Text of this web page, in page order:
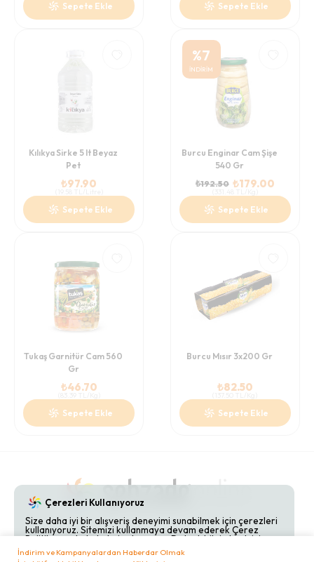
İndirim ve Kampanyalardan Haberdar Olmak
Sepete Ekle Sepete Ekle
Kılıkya Sirke 5 lt Beyaz
Pet
₺97.90
Sepete Ekle
%7
İNDİRİM
Burcu Enginar Cam Şişe
540 Gr
₺192.50 ₺179.00
Sepete Ekle
Tukaş Garnitür Cam 560
Gr
₺46.70
Sepete Ekle
Burcu Mısır 3x200 Gr
₺82.50
Sepete Ekle
Gizlilik PolitikalarıHakkımızdaBize Ulaşın
Çerezleri Kullanıyoruz
Size daha iyi bir alışveriş deneyimi sunabilmek için çerezleri
kullanıyoruz. Sitemizi kullanmaya devam ederek Çerez
Politikamızı kabul etmiş olursunuz. Detaylı bilgi almak için
Çerez Politikamızı
inceleyebilirsiniz.